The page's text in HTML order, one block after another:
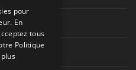
pour
En
tous
Politique